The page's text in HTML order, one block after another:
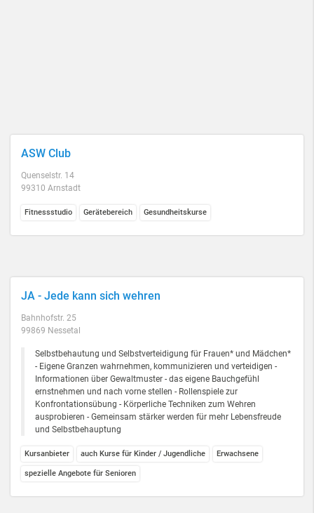
ASW Club
Quenselstr. 14
99310 Arnstadt
Fitnessstudio Gerätebereich Gesundheitskurse
JA - Jede kann sich wehren
Bahnhofstr. 25
99869 Nessetal
Selbstbehautung und Selbstverteidigung für Frauen* und Mädchen*
- Eigene Granzen wahrnehmen, kommunizieren und verteidigen -
Informationen über Gewaltmuster - das eigene Bauchgefühl
ernstnehmen und nach vorne stellen - Rollenspiele zur
Konfrontationsübung - Körperliche Techniken zum Wehren
ausprobieren - Gemeinsam stärker werden für mehr Lebensfreude
und Selbstbehauptung
Kursanbieter auch Kurse für Kinder / Jugendliche Erwachsene
spezielle Angebote für Senioren